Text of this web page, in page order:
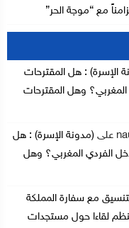
مع “موجة الحر”
الإسرة) : هل المقترحات
وهل المقترحات
على (مدونة الإسرة) : هل
الفردي المغربي؟ وهل
مع سفارة المملكة
تنظم لقاءا حول مستجدات